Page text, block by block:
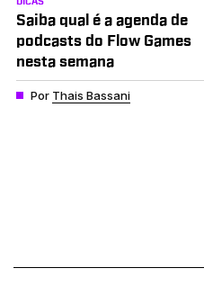
Saiba qual é a agenda de
podcasts do Flow Games
nesta semana
Por Thais Bassani